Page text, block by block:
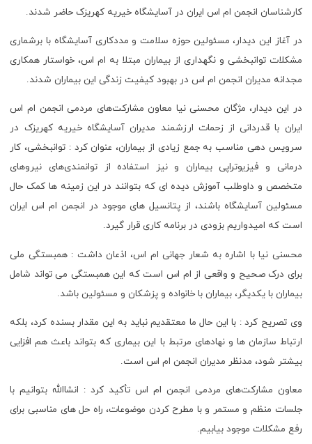
کارشناسان انجمن ام اس ایران در آسایشگاه خیریه کهریزک حاضر شدند.
در آغاز این دیدار، مسئولین حوزه سلامت و مددکاری آسایشگاه با برشماری
مشکلات توانبخشی و نگهداری از بیماران مبتلا به ام اس، خواستار همکاری
مجدانه مدیران انجمن ام اس در بهبود کیفیت زندگی این بیماران شدند.
در این دیدار، مژگان محسنی نیا معاون مشارکت‌های مردمی انجمن ام اس
ایران با قدردانی از زحمات ارزشمند مدیران آسایشگاه خیریه کهریزک در
سرویس دهی مناسب به جمع زیادی از بیماران، عنوان کرد : توانبخشی، کار
درمانی و فیزیوتراپی بیماران و نیز استفاده از توانمندی‌های نیروهای
متخصص و داوطلب آموزش دیده ای که بتوانند در این زمینه ها کمک حال
مسئولین آسایشگاه باشند، از پتانسیل های موجود در انجمن ام اس ایران
است که امیدواریم بزودی در برنامه کاری قرار گیرد.
محسنی نیا با اشاره به شعار جهانی ام اس، اذعان داشت : همبستگی ملی
برای درک صحیح و واقعی از ام اس است که این همبستگی می تواند شامل
بیماران با یکدیگر، بیماران با خانواده و پزشکان و مسئولین باشد.
وی تصریح کرد : با این حال ما معتقدیم نباید به این مقدار بسنده کرد، بلکه
ارتباط سازمان ها و نهادهای مرتبط با این بیماری که بتواند باعث هم افزایی
بیشتر شود، مدنظر مدیران انجمن ام اس است.
معاون مشارکت‌های مردمی انجمن ام اس تأکید کرد : انشاالله بتوانیم با
جلسات منظم و مستمر و با مطرح کردن موضوعات، راه حل های مناسبی برای
رفع مشکلات موجود بیابیم.